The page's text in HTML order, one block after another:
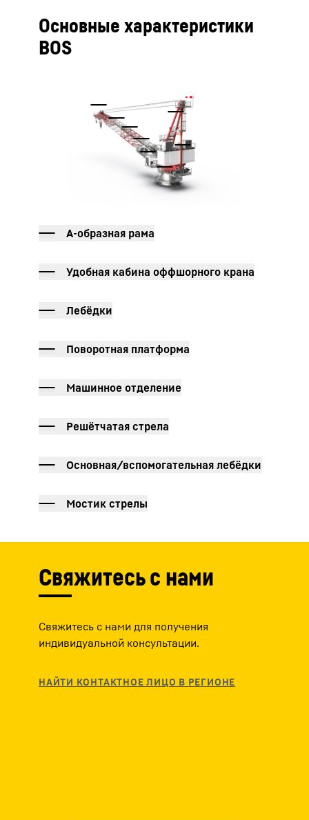
Основные характеристики
BOS
А-образная рама
Удобная кабина оффшорного крана
Лебёдки
Поворотная платформа
Машинное отделение
Решётчатая стрела
Основная/вспомогательная лебёдки
Мостик стрелы
Свяжитесь с нами
Свяжитесь с нами для получения
индивидуальной консультации.